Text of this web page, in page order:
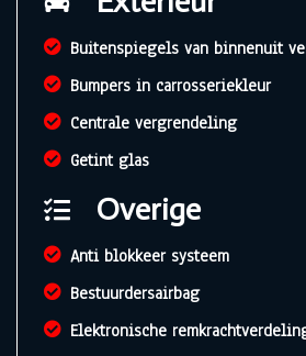
Buitenspiegels van binnenuit
Bumpers in carrosseriekleur
Centrale vergrendeling
Getint glas
Overige
Anti blokkeer systeem
Bestuurdersairbag
Elektronische